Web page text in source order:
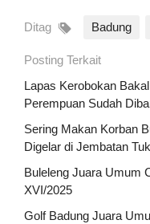
Ditag Badung
Posting Terkait
Lapas Kerobokan
Perempuan Sudah
Sering Makan Korban
Digelar di Jembatan
Buleleng Juara Umum
XVI/2025
Golf Badung Juara